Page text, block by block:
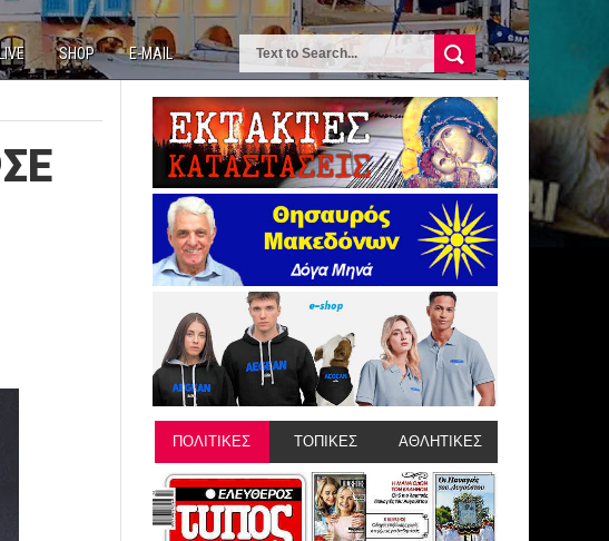
LIVE SHOP E-MAIL
ΠΟΛΙΤΙΚΕΣ ΤΟΠΙΚΕΣ ΑΘΛΗΤΙΚΕΣ